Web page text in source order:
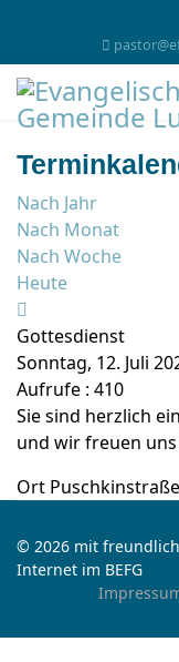
Nach Jahr
Nach Monat
Nach Woche
Heute
Gottesdienst
Sonntag, 12. Juli
Aufrufe : 410
Sie sind herzlich
und wir freuen uns
Ort
© 2026 mit
Internet im BEFG